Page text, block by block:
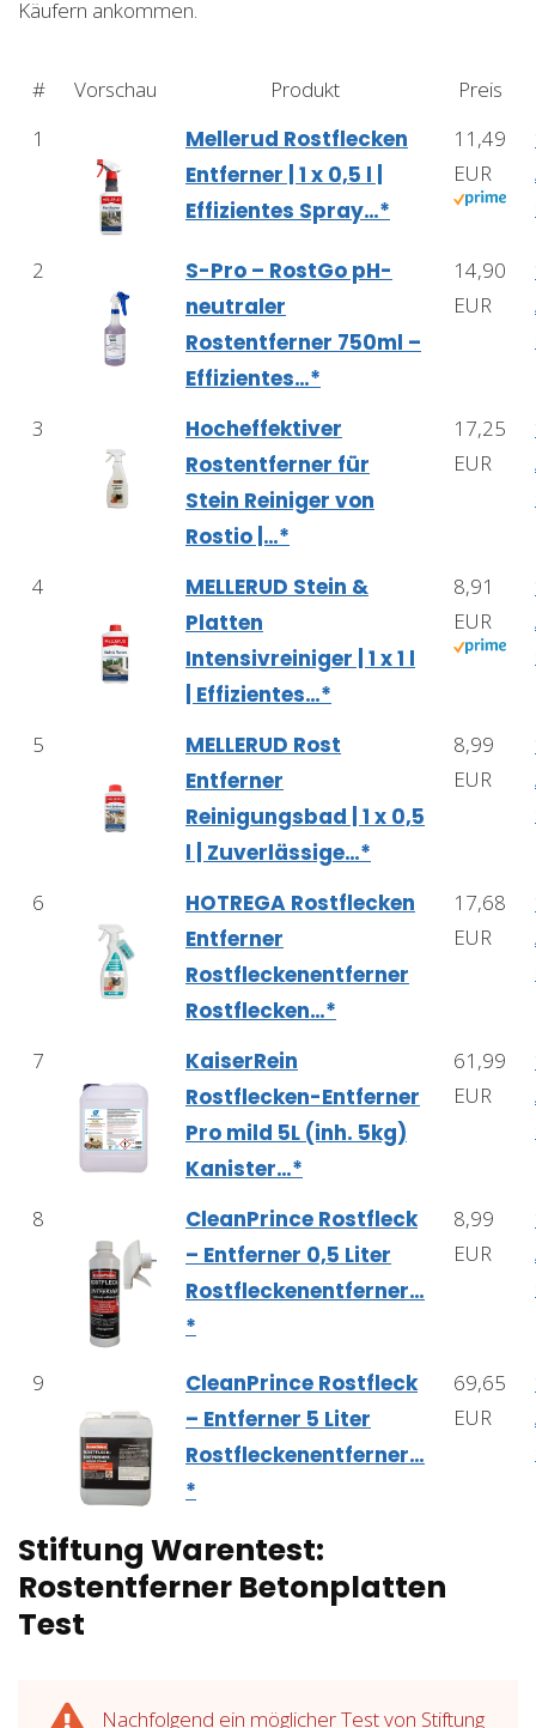
Käufern ankommen.
# Vorschau Produkt
Preis
1
Mellerud Rostflecken
Entferner | 1 x 0,5 l |
Effizientes Spray…*
11,49
EUR
2
S-Pro – RostGo pH-
neutraler
Rostentferner 750ml –
Effizientes…*
14,90
EUR
3
Hocheffektiver
Rostentferner für
Stein Reiniger von
Rostio |…*
17,25
EUR
4
MELLERUD Stein &
Platten
Intensivreiniger | 1 x 1 l
| Effizientes…*
8,91
EUR
5
MELLERUD Rost
Entferner
Reinigungsbad | 1 x 0,5
l | Zuverlässige…*
8,99
EUR
6
HOTREGA Rostflecken
Entferner
Rostfleckenentferner
Rostflecken…*
17,68
EUR
7
KaiserRein
Rostflecken-Entferner
Pro mild 5L (inh. 5kg)
Kanister…*
61,99
EUR
8
CleanPrince Rostfleck
– Entferner 0,5 Liter
Rostfleckenentferner…
*
8,99
EUR
9
CleanPrince Rostfleck
– Entferner 5 Liter
Rostfleckenentferner…
*
69,65
EUR
Stiftung Warentest:
Rostentferner Betonplatten
Test
Nachfolgend ein möglicher Test von Stiftung